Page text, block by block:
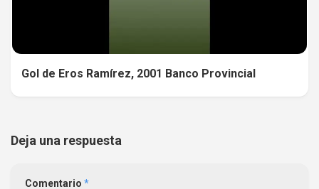
Gol de Eros Ramírez, 2001 Banco Provincial
Deja una respuesta
Comentario *